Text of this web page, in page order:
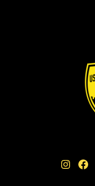
Instagram Facebook